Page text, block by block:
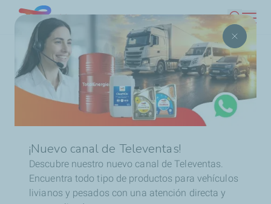
Pasar
al
contenido
principal
¡Nuevo canal de Televentas!
Descubre nuestro nuevo canal de Televentas.
Encuentra todo tipo de productos para vehículos
livianos y pesados con una atención directa y
Chile
Buscar
Ruta
de
navegación
Inicio TotalEnergies presente en la fiesta del rugby
Noticias